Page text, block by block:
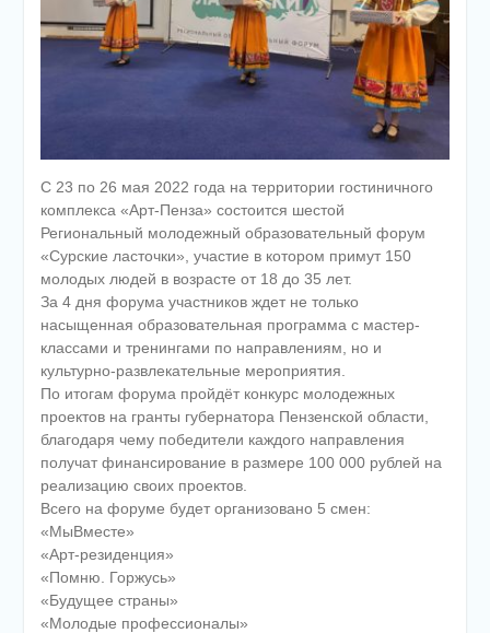
С 23 по 26 мая 2022 года на территории гостиничного
комплекса «Арт-Пенза» состоится шестой
Региональный молодежный образовательный форум
«Сурские ласточки», участие в котором примут 150
молодых людей в возрасте от 18 до 35 лет.
За 4 дня форума участников ждет не только
насыщенная образовательная программа с мастер-
классами и тренингами по направлениям, но и
культурно-развлекательные мероприятия.
По итогам форума пройдёт конкурс молодежных
проектов на гранты губернатора Пензенской области,
благодаря чему победители каждого направления
получат финансирование в размере 100 000 рублей на
реализацию своих проектов.
Всего на форуме будет организовано 5 смен:
«МыВместе»
«Арт-резиденция»
«Помню. Горжусь»
«Будущее страны»
«Молодые профессионалы»